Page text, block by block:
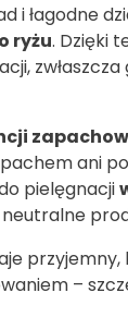
łagodne
ryżu. Dzięki
zwłaszcza
ani
pielęgnacji
–